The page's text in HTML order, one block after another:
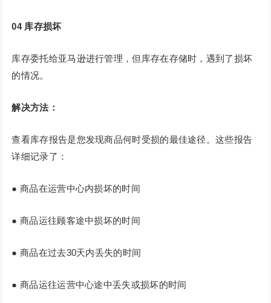
04 库存损坏
库存委托给亚马逊进行管理，但库存在存储时，遇到了损坏
的情况。
解决方法：
查看库存报告是您发现商品何时受损的最佳途径。这些报告
详细记录了：
● 商品在运营中心内损坏的时间
● 商品运往顾客途中损坏的时间
● 商品在过去30天内丢失的时间
● 商品运往运营中心途中丢失或损坏的时间